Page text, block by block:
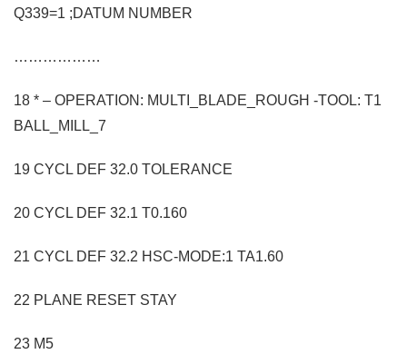
Q339=1 ;DATUM NUMBER
………………
18 * – OPERATION: MULTI_BLADE_ROUGH -TOOL: T1
BALL_MILL_7
19 CYCL DEF 32.0 TOLERANCE
20 CYCL DEF 32.1 T0.160
21 CYCL DEF 32.2 HSC-MODE:1 TA1.60
22 PLANE RESET STAY
23 M5